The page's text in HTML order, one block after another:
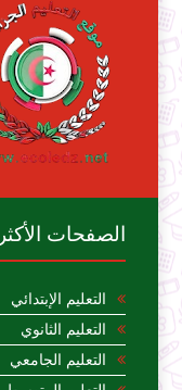
الصفحات
التعليم الإبتدائي
التعليم الثانوي
التعليم الجامعي